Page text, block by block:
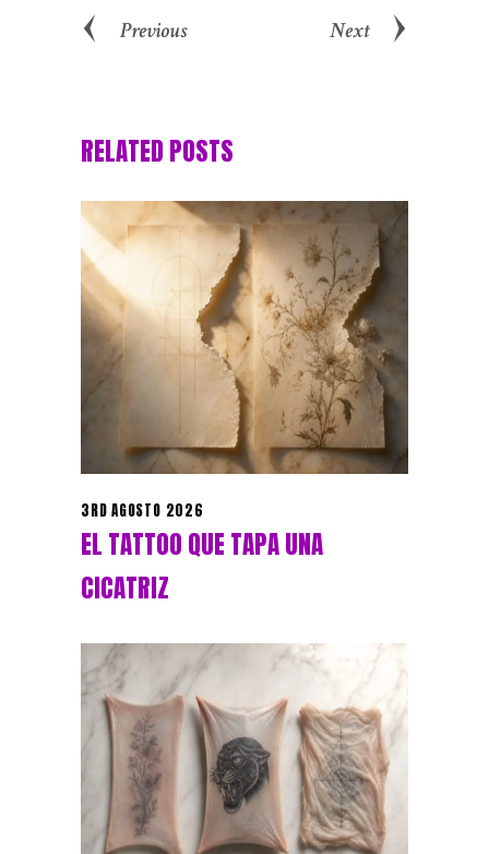
Previous Next
RELATED POSTS
3RD AGOSTO 2026
EL TATTOO QUE TAPA UNA
CICATRIZ